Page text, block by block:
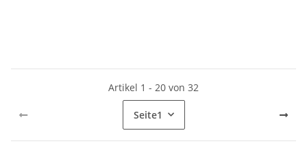
Artikel 1 - 20 von 32
Seite1